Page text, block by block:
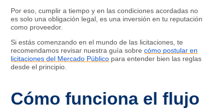
Por eso, cumplir a tiempo y en las condiciones acordadas no
es solo una obligación legal, es una inversión en tu reputación
como proveedor.
Si estás comenzando en el mundo de las licitaciones, te
recomendamos revisar nuestra guía sobre cómo postular en
licitaciones del Mercado Público para entender bien las reglas
desde el principio.
Cómo funciona el flujo